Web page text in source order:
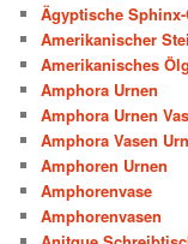
Ägyptische
Amerikanischer
Amerikanisches
Amphora Urnen
Amphora Urnen
Amphora Vasen
Amphoren Urnen
Amphorenvase
Amphorenvasen